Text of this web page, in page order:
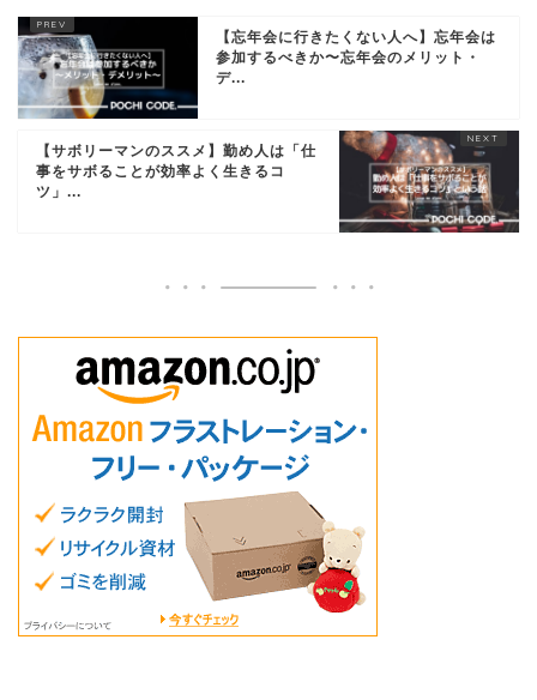
【忘年会に行きたくない人へ】忘年会は
参加するべきか〜忘年会のメリット・
デ...
【サボリーマンのススメ】勤め人は「仕
事をサボることが効率よく生きるコ
ツ」...